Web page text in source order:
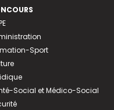
Sport
Social et Médico-Social